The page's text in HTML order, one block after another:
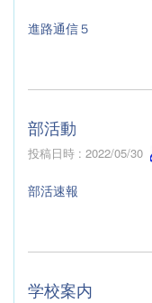
進路通信５
部活動
投稿日時 : 2022/05/30
部活速報
学校案内